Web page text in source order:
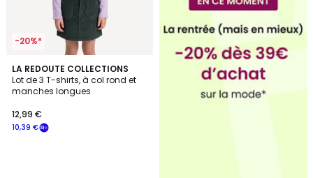
-20%*
LA REDOUTE COLLECTIONS
Lot de 3 T-shirts, à col rond et
manches longues
10,39 €
12,99 €